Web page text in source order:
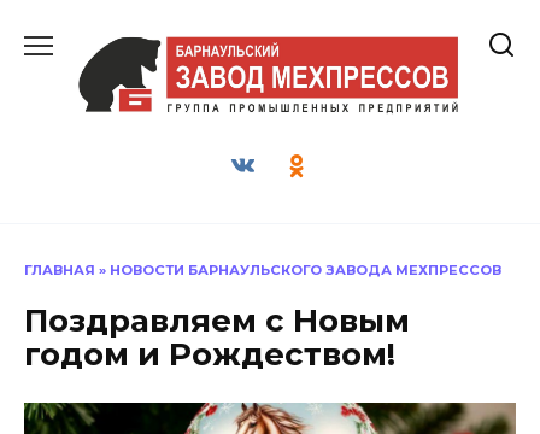
содержанию
ГЛАВНАЯ » НОВОСТИ БАРНАУЛЬСКОГО ЗАВОДА МЕХПРЕССОВ
Поздравляем с Новым
годом и Рождеством!